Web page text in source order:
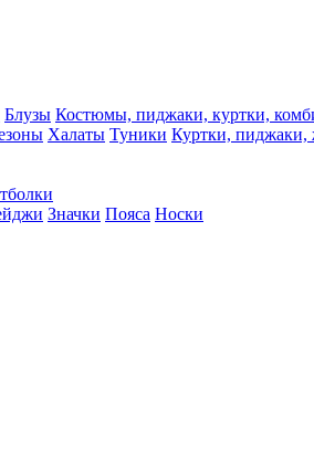
Блузы Костюмы, пиджаки, куртки,
Халаты Туники Куртки, пиджаки,
Значки Пояса Носки